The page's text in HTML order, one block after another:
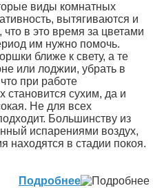
виды комнатных
вытягиваются и
в это время за цветами
им нужно помочь.
ближе к свету, а те
или лоджии, убрать в
при работе
становится сухим, да и
Не для всех
Большинству из
испарениями воздух,
находятся в стадии покоя.
Подробнее